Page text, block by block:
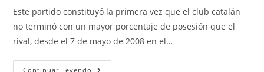
la
entrada:
la
entrada:
entrada:
Este partido constituyó la primera vez que el club catalán
no terminó con un mayor porcentaje de posesión que el
rival, desde el 7 de mayo de 2008 en el…
Continuar Leyendo